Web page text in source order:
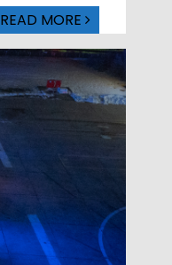
READ MORE